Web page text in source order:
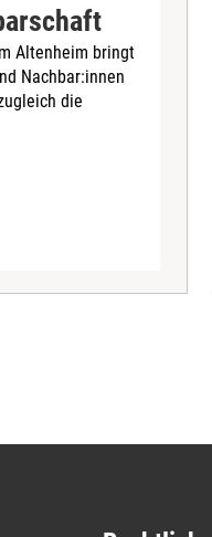
Altenheim bringt
Nachbar:innen
die